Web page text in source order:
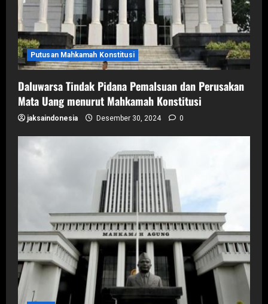
Putusan Mahkamah Konstitusi
Daluwarsa Tindak Pidana Pemalsuan dan Perusakan
Mata Uang menurut Mahkamah Konstitusi
jaksaindonesia Desember 30, 2024 0